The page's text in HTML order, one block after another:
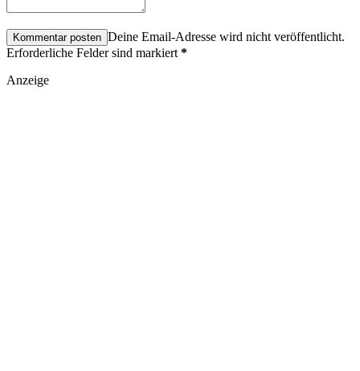
Deine Email-Adresse wird nicht veröffentlicht.
Erforderliche Felder sind markiert *
Anzeige